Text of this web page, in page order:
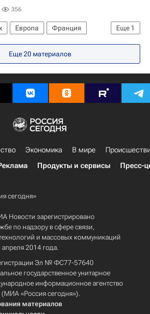
года)
356
Еще 1
Европа
Франция
Еще 20 материалов
Экономика В мире
Продукты и сервисы Пресс-
сегодня»
Новости зарегистрировано
по надзору в сфере связи,
и массовых коммуникаций
2014 года.
Эл № ФС77-57640
государственное унитарное
информационное агентство
(МИА «Россия сегодня»).
материалов